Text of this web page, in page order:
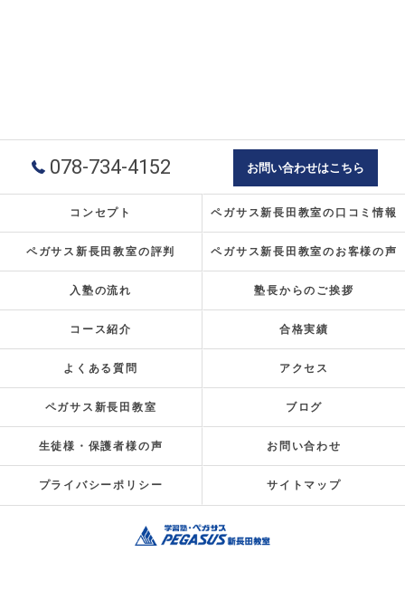
078-734-4152 お問い合わせはこちら
コンセプト ペガサス新長田教室の口コミ情報
ペガサス新長田教室の評判 ペガサス新長田教室のお客様の声
入塾の流れ 塾長からのご挨拶
コース紹介 合格実績
よくある質問 アクセス
ペガサス新長田教室 ブログ
生徒様・保護者様の声 お問い合わせ
プライバシーポリシー サイトマップ